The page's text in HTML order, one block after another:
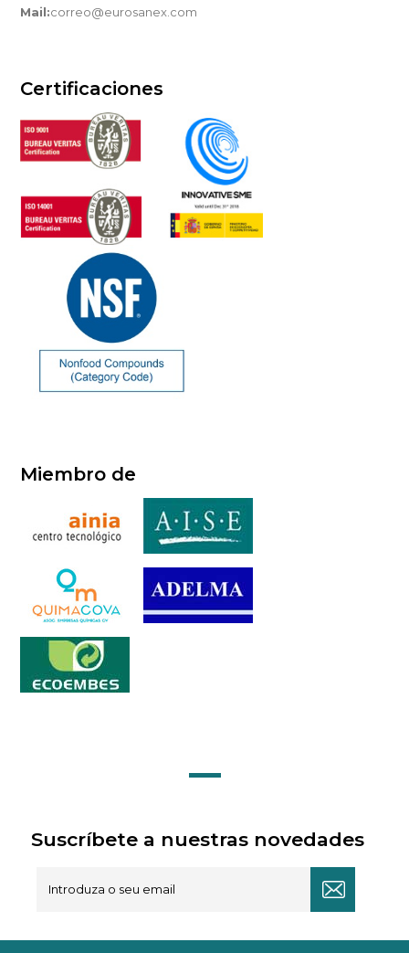
Mail:correo@eurosanex.com
Certificaciones
Miembro de
Suscríbete a nuestras novedades